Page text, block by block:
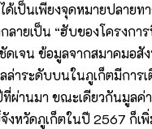
เป็นเพียงจุดหมายปลายท
ลายเป็น “ฮับของโครงกา
ดเจน ข้อมูลจากสมาคมอสั
ล่าระดับบนในภูเก็ตมีการ
ผ่านมา ขณะเดียวกันมูลค่
งหวัดภูเก็ตในปี 2567 ก็เ